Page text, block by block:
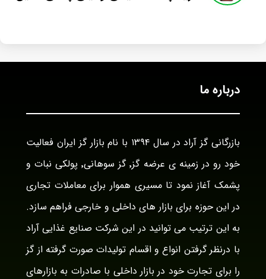
درباره ما
بازرگانی گز آراد در سال ۱۳۹۴ با نام بازار گز ایران فعالیت
خود رو در زمینه ی عرضه گز٬ گز سوهانی٬ پولکی نبات و
پشمک آغاز نمود تا مسیری هموار برای معاملات تجاری
در این حوزه برای بازار های داخلی و خارجی فراهم سازد.
به این ترتیب می توانید در این شرکت صنایع غذایی آراد
با درنظر گرفتن انواع و اقسام تولیدات صورت گرفته از گز
را برای تجارت خود در بازار داخلی با صادرات به بازارهای